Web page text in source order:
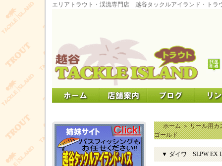
エリアトラウト・渓流専門店 越谷タックルアイランド・トラ
ホーム＞リール用カ
ゴールド
▼ ダイワ SLPW EX